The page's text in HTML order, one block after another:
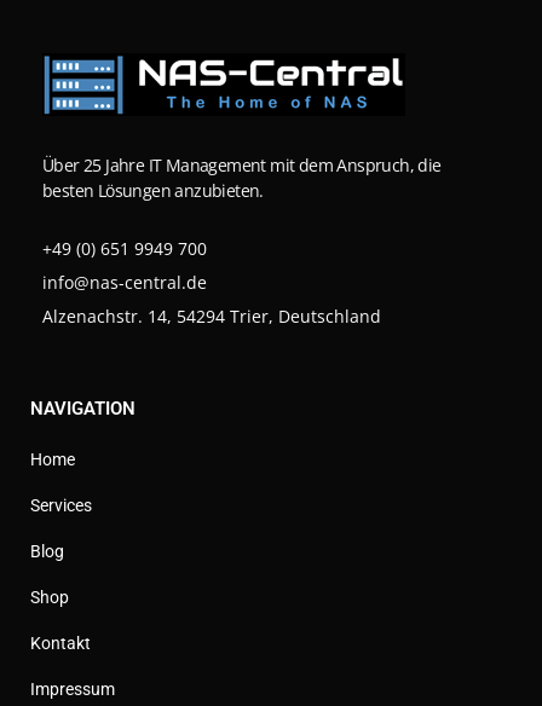
Über 25 Jahre IT Management mit dem Anspruch, die
besten Lösungen anzubieten.
+49 (0) 651 9949 700
info@nas-central.de
Alzenachstr. 14, 54294 Trier, Deutschland
NAVIGATION
Home
Services
Blog
Shop
Kontakt
Impressum